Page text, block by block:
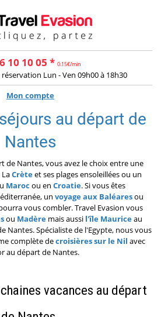
10 10 05 * 0.15€/min
Lun - Ven 09h00 à 18h30
Mon compte
au départ de
Nantes
de Nantes, vous avez le choix entre une
Crèteet ses plages ensoleillées ou un
Maroc ou en Croatie. Si vous êtes
un voyage aux Baléaresou
vous combler. Travel Evasion vous
ou Madère mais aussi l'île Mauriceau
Nantes. Spécialiste de l'Egypte, nous vous
complète decroisières sur le Nil avec
au départ de Nantes.
vacances au départ